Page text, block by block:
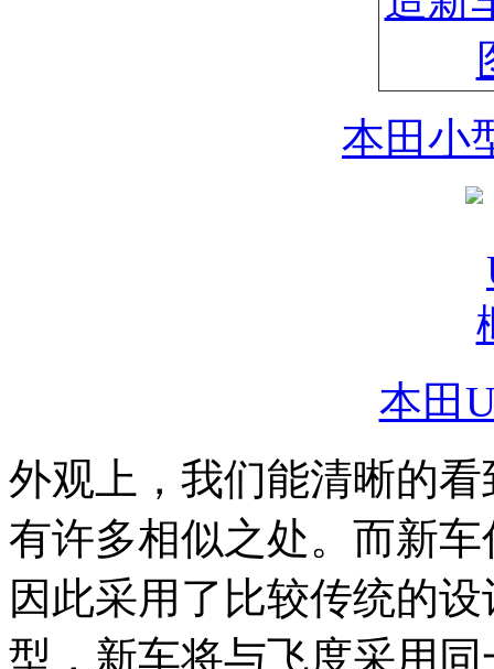
本田小
本田
外观上，我们能清晰的
有许多相似之处。而新
因此采用了比较传统的
型，新车将与飞度采用